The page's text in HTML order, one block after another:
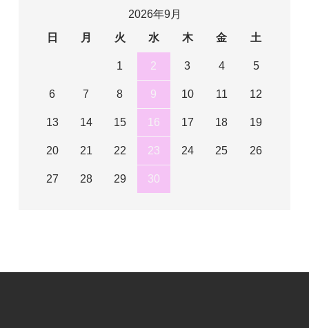
2026年9月
日
月 火 水 木 金 土
1 2 3 4 5
6 7 8 9 10 11 12
13 14 15 16 17 18 19
20 21 22 23 24 25 26
27 28 29 30